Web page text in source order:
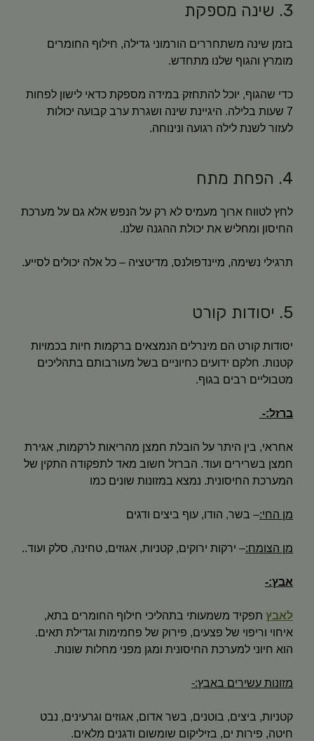
3. שינה מספקת
בזמן שינה משתחררים הורמוני גדילה, חילוף החומרים
מומרץ והגוף שלנו מתחדש.
כדי שהגוף, יוכל להתחזק במידה מספקת כדאי לישון לפחות
7 שעות בלילה. היגיינת שינה ושגרת ערב קבועה יכולות
לעזור לשנת לילה רגועה ונינוחה.
4. הפחת מתח
לחץ לטווח ארוך מעמיס לא רק על הנפש אלא גם על מערכת
החיסון ומחליש את יכולת ההגנה שלנו.
תרגילי נשימה, מיינדפולנס, מדיטציה – כל אלה יכולים לסייע.
5. יסודות קורט
יסודות קורט הם מינרלים הנמצאים ברקמות חיות בכמויות
קטנות. חלקם ידועים כחיוניים בשל מעורבותם בתהליכים
מטבוליים רבים בגוף.
ברזל:-
אחראי, בין היתר על הובלת חמצן מהריאות לרקמות, אגירת
חמצן בשרירים ועוד. הברזל חשוב מאד לתפקודה התקין של
המערכת החיסונית. נמצא במזונות שונים כמו
מן החי:– בשר, הודו, עוף ביצים ודגים
מן הצומח:– ירקות ירוקים, קטניות, אגוזים, טחינה, סלק ועוד..
אבץ:-
לאבץ תפקיד משמעותי בתהליכי חילוף החומרים בתא,
איחוי וריפוי של פצעים, פירוק של פחמימות וגדילת תאים.
הוא חיוני למערכת החיסונית ומגן מפני מחלות שונות.
מזונות עשירים באבץ:-
קטניות, ביצים, בוטנים, בשר אדום, אגוזים וגרעינים, נבט
חיטה, פירות ים, בזיליקום שומשום ודגנים מלאים.